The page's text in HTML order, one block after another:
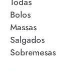
Bolos
Massas
Salgados
Sobremesas